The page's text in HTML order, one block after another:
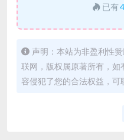
已有
声明：本站为非盈利性
联网，版权属原著所有，
容侵犯了您的合法权益，可